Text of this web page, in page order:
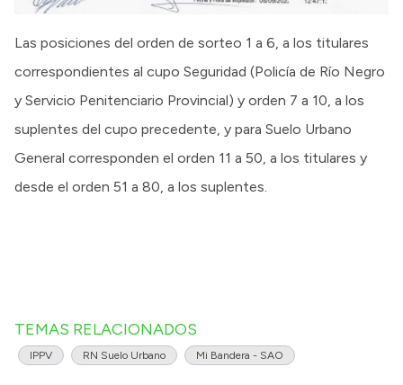
Las posiciones del orden de sorteo 1 a 6, a los titulares
correspondientes al cupo Seguridad (Policía de Río Negro
y Servicio Penitenciario Provincial) y orden 7 a 10, a los
suplentes del cupo precedente, y para Suelo Urbano
General corresponden el orden 11 a 50, a los titulares y
desde el orden 51 a 80, a los suplentes.
TEMAS RELACIONADOS
IPPV RN Suelo Urbano Mi Bandera - SAO